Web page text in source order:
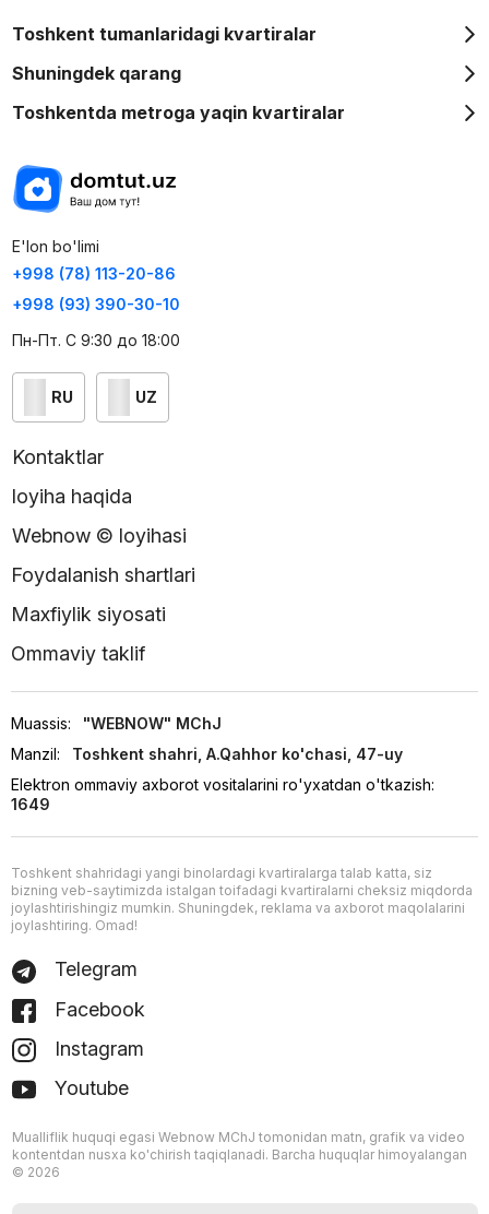
Toshkent tumanlaridagi kvartiralar
Shuningdek qarang
Toshkentda metroga yaqin kvartiralar
E'lon bo'limi
+998 (78) 113-20-86
+998 (93) 390-30-10
Пн-Пт. С 9:30 до 18:00
RU UZ
Kontaktlar
loyiha haqida
Webnow © loyihasi
Foydalanish shartlari
Maxfiylik siyosati
Ommaviy taklif
Muassis:
"WEBNOW" MChJ
Manzil:
Toshkent shahri, A.Qahhor ko'chasi, 47-uy
Elektron ommaviy axborot vositalarini ro'yxatdan o'tkazish:
1649
Toshkent shahridagi yangi binolardagi kvartiralarga talab katta, siz
bizning veb-saytimizda istalgan toifadagi kvartiralarni cheksiz miqdorda
joylashtirishingiz mumkin. Shuningdek, reklama va axborot maqolalarini
joylashtiring. Omad!
Telegram
Facebook
Instagram
Youtube
Mualliflik huquqi egasi Webnow MChJ tomonidan matn, grafik va video
kontentdan nusxa ko'chirish taqiqlanadi. Barcha huquqlar himoyalangan
© 2026